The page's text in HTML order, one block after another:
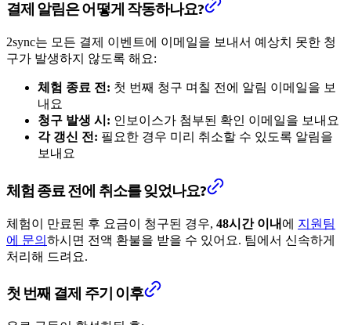
결제 알림은 어떻게 작동하나요?
2sync는 모든 결제 이벤트에 이메일을 보내서 예상치 못한 청
구가 발생하지 않도록 해요:
체험 종료 전: 첫 번째 청구 며칠 전에 알림 이메일을 보
내요
청구 발생 시: 인보이스가 첨부된 확인 이메일을 보내요
각 갱신 전: 필요한 경우 미리 취소할 수 있도록 알림을
보내요
체험 종료 전에 취소를 잊었나요?
체험이 만료된 후 요금이 청구된 경우, 48시간 이내 에 지원팀
에 문의 하시면 전액 환불을 받을 수 있어요. 팀에서 신속하게
처리해 드려요.
첫 번째 결제 주기 이후